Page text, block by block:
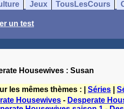
Jeux TousLesCours
un test
Housewives : Susan
les mêmes thèmes : | Séries
Housewives - Desperate